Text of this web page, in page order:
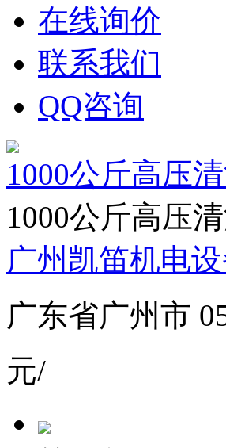
在线询价
联系我们
QQ咨询
1000公斤高压
1000公斤高压
广州凯笛机电
广东省广州市
元/